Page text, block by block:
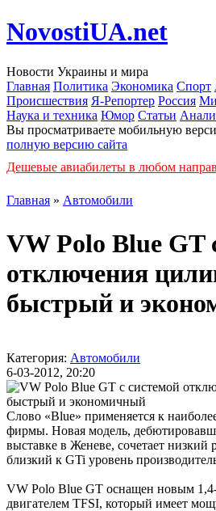
NovostiUA.net
Новости Украины и мира
Главная Политика Экономика Спорт
Происшествия Я-Репортер Россия
Наука и техника Юмор Статьи
Вы просматриваете мобильную
полную версию сайта
Дешевые авиабилеты в любом
Главная » Автомобили
VW Polo Blue GT
отключения
быстрый и
Категория: Автомобили
6-03-2012, 20:20
Слово «Blue» применяется к
фирмы. Новая модель,
выставке в Женеве, сочетает низкий
близкий к GTi уровень
VW Polo Blue GT оснащен новым
двигателем TFSI, который имеет